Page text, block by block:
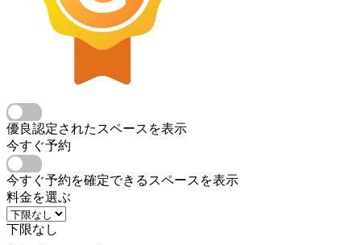
優良認定されたスペースを表示
今すぐ予約
今すぐ予約を確定できるスペースを表示
料金を選ぶ
下限なし